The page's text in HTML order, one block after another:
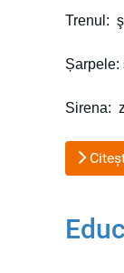
Trenul:
Șarpele:
Sirena: